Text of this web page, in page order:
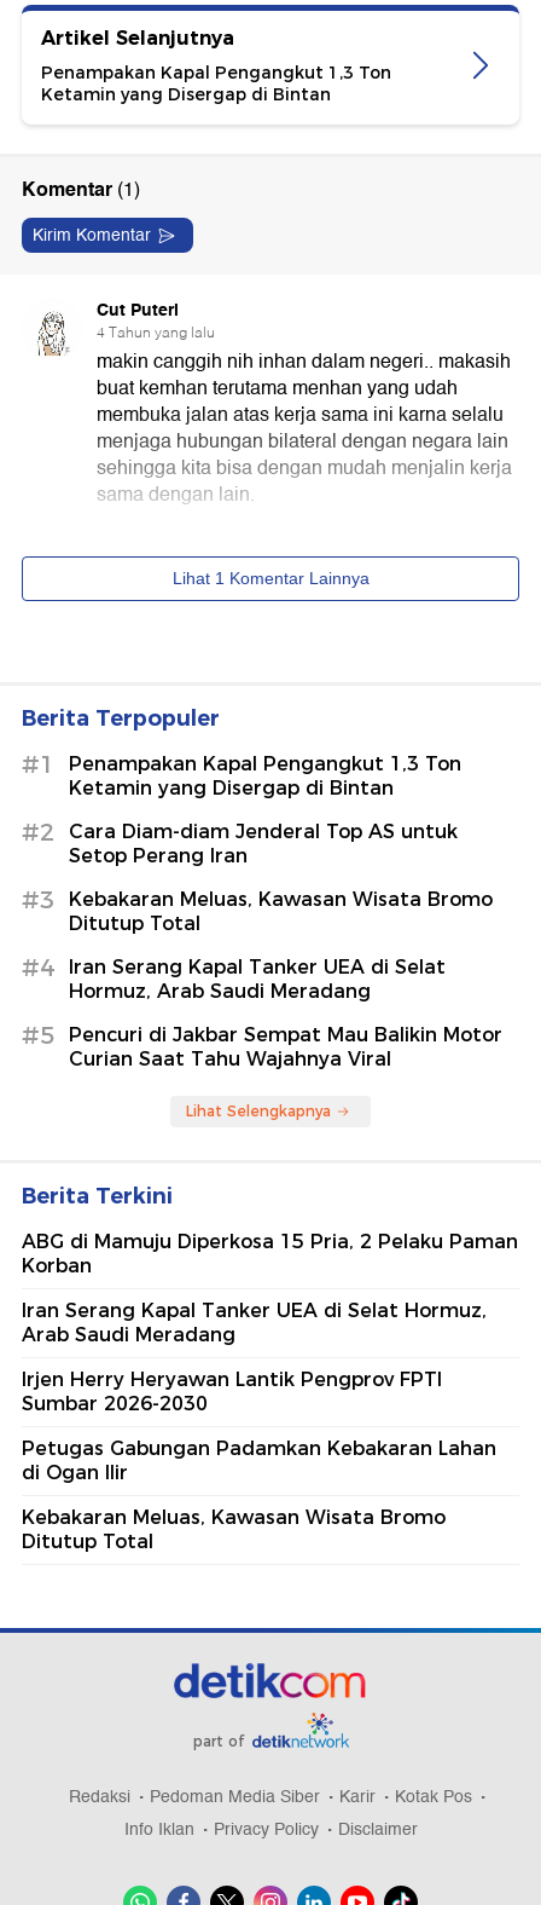
Artikel Selanjutnya
Penampakan Kapal Pengangkut 1,3 Ton
Ketamin yang Disergap di Bintan
Berita Terpopuler
#1
Penampakan Kapal Pengangkut 1,3 Ton
Ketamin yang Disergap di Bintan
#2
Cara Diam-diam Jenderal Top AS untuk
Setop Perang Iran
#3
Kebakaran Meluas, Kawasan Wisata Bromo
Ditutup Total
#4
Iran Serang Kapal Tanker UEA di Selat
Hormuz, Arab Saudi Meradang
#5
Pencuri di Jakbar Sempat Mau Balikin Motor
Curian Saat Tahu Wajahnya Viral
Lihat Selengkapnya
Berita Terkini
ABG di Mamuju Diperkosa 15 Pria, 2 Pelaku Paman
Korban
Iran Serang Kapal Tanker UEA di Selat Hormuz,
Arab Saudi Meradang
Irjen Herry Heryawan Lantik Pengprov FPTI
Sumbar 2026-2030
Petugas Gabungan Padamkan Kebakaran Lahan
di Ogan Ilir
Kebakaran Meluas, Kawasan Wisata Bromo
Ditutup Total
part of
Redaksi Pedoman Media Siber Karir
Kotak Pos
Info Iklan
Privacy Policy Disclaimer